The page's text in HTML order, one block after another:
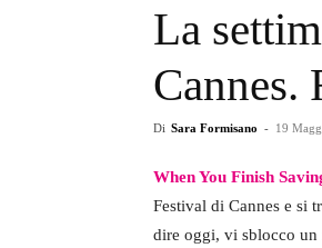
La
Cannes.
Di Sara Formisano - 19
When You Finish
Festival di Cannes e si
dire oggi, vi sblocco un